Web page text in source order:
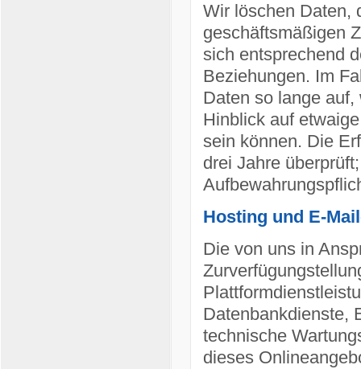
Wir löschen Daten,
geschäftsmäßigen
sich entsprechend
Beziehungen. Im
Daten so lange
Hinblick auf
sein können. Die
drei Jahre
Hosting und E-
Die von uns in
Datenbankdienste,
technische
dieses